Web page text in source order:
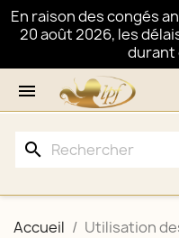
En raison des congés
20 août 2026, les
durant

search
Accueil Utilisation